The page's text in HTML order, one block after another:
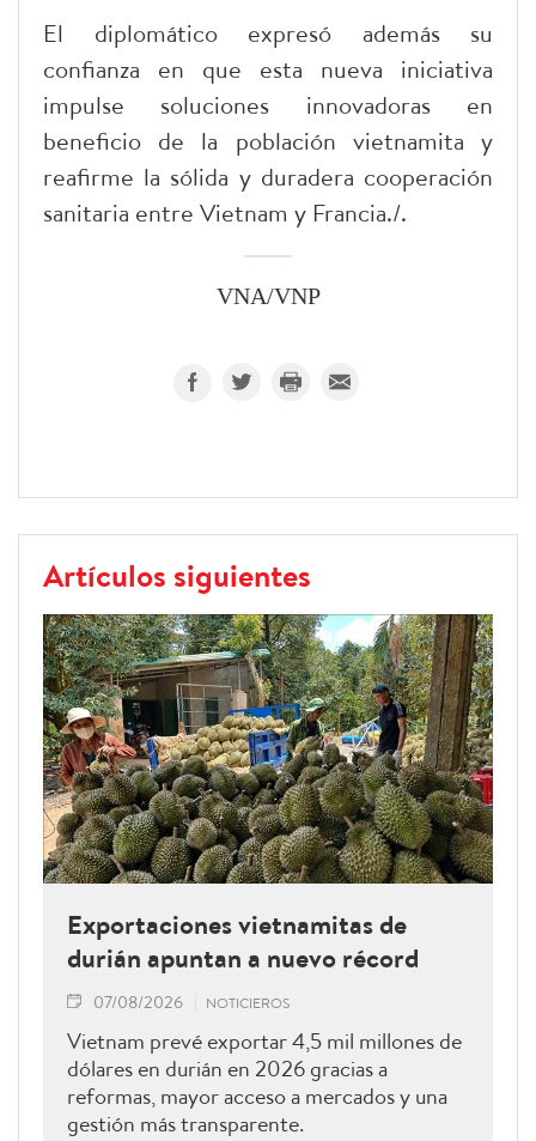
El diplomático expresó además su
confianza en que esta nueva iniciativa
impulse soluciones innovadoras en
beneficio de la población vietnamita y
reafirme la sólida y duradera cooperación
sanitaria entre Vietnam y Francia./.
VNA/VNP
Artículos siguientes
Exportaciones vietnamitas de
durián apuntan a nuevo récord
07/08/2026 NOTICIEROS
Vietnam prevé exportar 4,5 mil millones de
dólares en durián en 2026 gracias a
reformas, mayor acceso a mercados y una
gestión más transparente.